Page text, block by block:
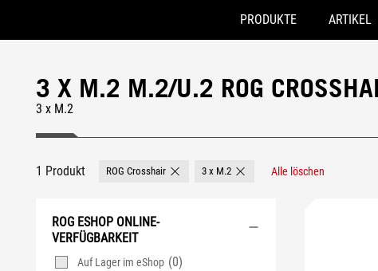
Accessibility links
PRODUKTE ARTIKEL
3 X M.2 M.2/U.2 ROG
3 x M.2
1 Produkt ROG Crosshair Remove ROG Crosshair
3 x M.2 Remove 3 x M.2
Alle löschen
ROG ESHOP ONLINE-
VERFÜGBARKEIT
Auf Lager im eShop (0)